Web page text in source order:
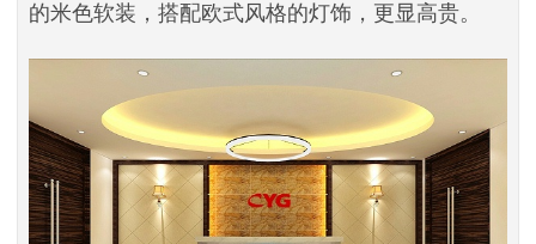
的米色软装，搭配欧式风格的灯饰，更显高贵。